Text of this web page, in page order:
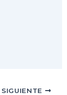
SIGUIENTE